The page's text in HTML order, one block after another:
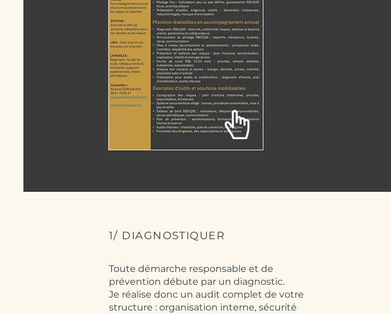
1/ DIAGNOSTIQUER
Toute démarche responsable et de
prévention débute par un diagnostic.
Je réalise donc un audit complet de votre
structure : organisation interne, sécurité